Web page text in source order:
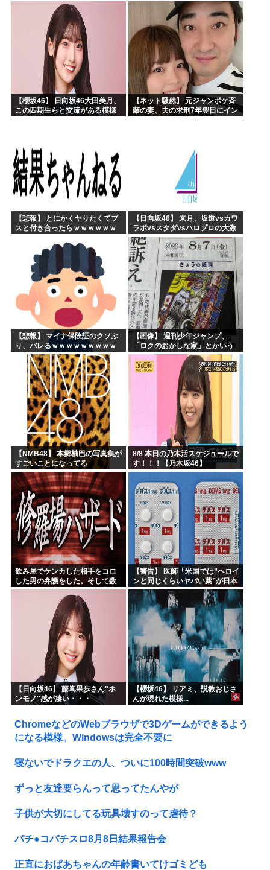
【藤嶌果歩 1st写真集】 んで辞めます」⇒ 結果・・・
【櫻坂46】 日向坂46大田美月、
この四期生らと交流がある模様
【ネット騒然】 元ジャンポケ斉
藤の妻、夫の求刑7年翌日にイン
【悲報】 とにかくヤりたくてブ
スと付き合ったらｗｗｗｗｗｗ
【日向坂46】 来月、坂道vsカワ
ラボvsスタダvsハロプロの大激
戦
【悲報】 マイナ保険証のクソぶ
り、バレるｗｗｗｗｗｗｗｗｗ
【画像】 週刊少年ジャンプ、
「ロクのおかしな家」とかいう
微妙な漫画を巻頭カラーにした
せいで100万部切る
【NMB48】 本郷柚巴の写真集が
すごいことになってる
8/8 本日の乃木活スケジュールで
す！！！【乃木坂46】
飲み屋でケンカした相手をコロ
した男の弁護をした。そして数
年後、因果応報を思わせる出来
【警告】 医師「米国では”ヘロイ
ンと同じくらいヤバい薬”が日本
では平気で処方されてる」
【日向坂46】 藤嶌果歩さん"ホ
ンモノ"感が凄い・・・
【櫻坂46】 リアミ、説教おじさ
んが現れた模様...
ChromeなどのWebブラウザで3Dゲームができるよう
になる模様。Windowsは完全不要に
寝ないでドラクエの人、ついに100時間突破www
ずっと友達要らんって思ってたんやが
子供が大切にしてる玩具壊すのって虐待？
パチ●コパチスロ8月8日結果報告会
正直におばあちゃんの年齢書いてけゴミども